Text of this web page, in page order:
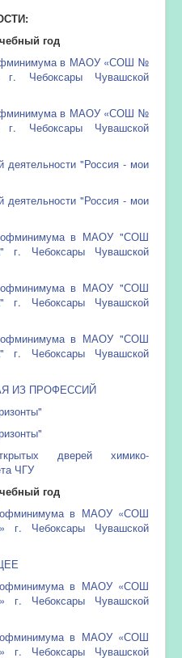
год
в МАОУ «СОШ №
Чебоксары Чувашской
в МАОУ «СОШ №
Чебоксары Чувашской
деятельности "Россия - мои
деятельности "Россия - мои
в МАОУ "СОШ
Чебоксары Чувашской
в МАОУ "СОШ
Чебоксары Чувашской
в МАОУ "СОШ
Чебоксары Чувашской
ИЗ ПРОФЕССИЙ
дверей химико-
ЧГУ
год
в МАОУ «СОШ
Чебоксары Чувашской
в МАОУ «СОШ
Чебоксары Чувашской
в МАОУ «СОШ
Чебоксары Чувашской